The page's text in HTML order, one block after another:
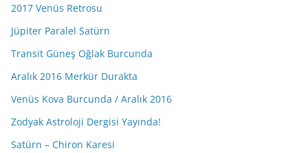
2017 Venüs Retrosu
Jüpiter Paralel Satürn
Transit Güneş Oğlak Burcunda
Aralık 2016 Merkür Durakta
Venüs Kova Burcunda / Aralık 2016
Zodyak Astroloji Dergisi Yayında!
Satürn – Chiron Karesi